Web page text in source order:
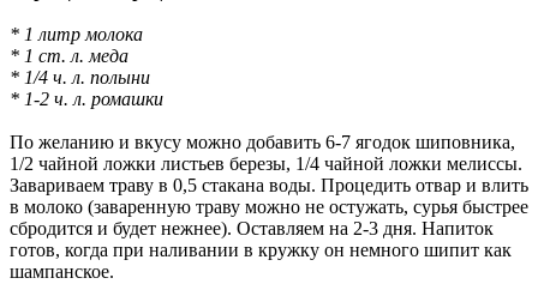
* 1 литр молока
* 1 ст. л. меда
* 1/4 ч. л. полыни
* 1-2 ч. л. ромашки
По желанию и вкусу можно добавить 6-7 ягодок шиповника,
1/2 чайной ложки листьев березы, 1/4 чайной ложки мелиссы.
Завариваем траву в 0,5 стакана воды. Процедить отвар и влить
в молоко (заваренную траву можно не остужать, сурья быстрее
сбродится и будет нежнее). Оставляем на 2-3 дня. Напиток
готов, когда при наливании в кружку он немного шипит как
шампанское.